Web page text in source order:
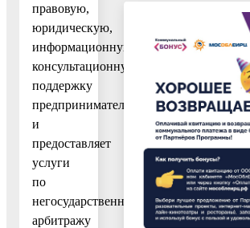
правовую,
юридическую,
информационную,
консультационную
поддержку
предпринимателям
и
предоставляет
услуги
по
негосударственному
арбитражу